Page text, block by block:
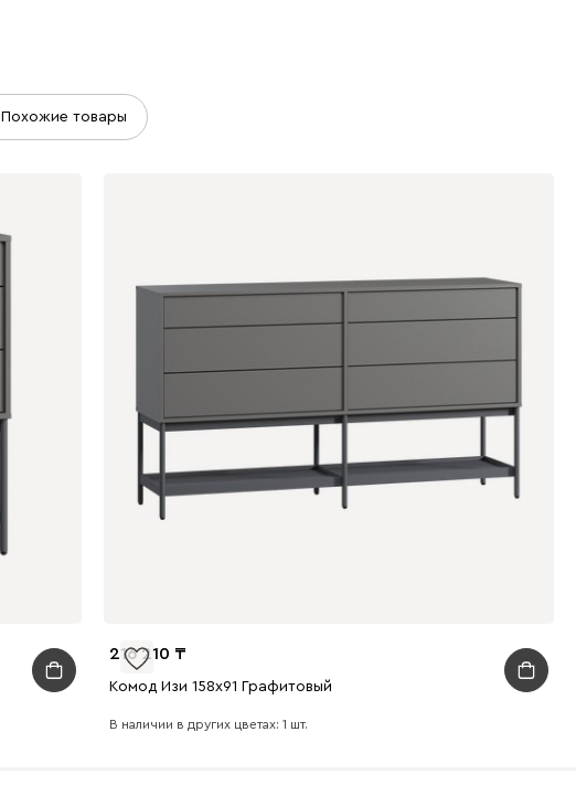
Похожие товары
216 210
Комод Изи 158x91 Графитовый
В наличии в других цветах: 1 шт.